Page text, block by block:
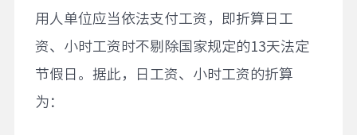
用人单位应当依法支付工资，即折算日工
资、小时工资时不剔除国家规定的13天法定
节假日。据此，日工资、小时工资的折算
为：